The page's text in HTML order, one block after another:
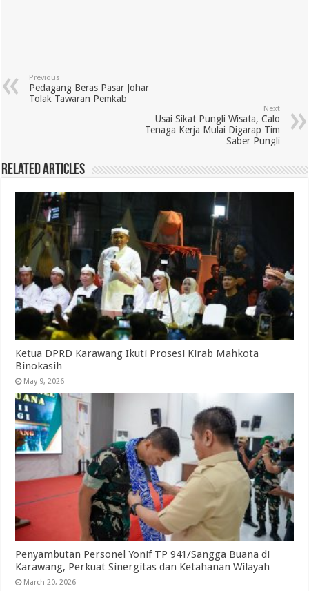
Previous
Pedagang Beras Pasar Johar
Tolak Tawaran Pemkab
Next
Usai Sikat Pungli Wisata, Calo
Tenaga Kerja Mulai Digarap Tim
Saber Pungli
Related Articles
Ketua DPRD Karawang Ikuti Prosesi Kirab Mahkota
Binokasih
May 9, 2026
Penyambutan Personel Yonif TP 941/Sangga Buana di
Karawang, Perkuat Sinergitas dan Ketahanan Wilayah
March 20, 2026